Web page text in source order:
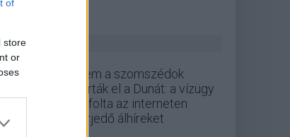
of
store
or
PÁLYA
Nem a szomszédok
zárták el a Dunát: a vízügy
cáfolta az interneten
terjedő álhíreket